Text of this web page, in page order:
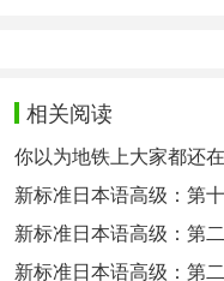
被災地(ひさいち)
地(di)→(ち)
小隊長(しょうたい
(dui)→(たい)，長
殺人鬼(さつじんき)
相关阅读
你以为地铁上大家都还
新标准日本语高级：第
新标准日本语高级：第
新标准日本语高级：第